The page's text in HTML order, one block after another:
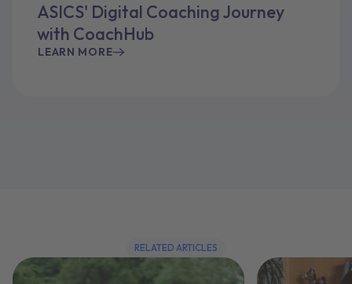
ASICS' Digital Coaching Journey
with CoachHub
LEARN MORE
RELATED ARTICLES